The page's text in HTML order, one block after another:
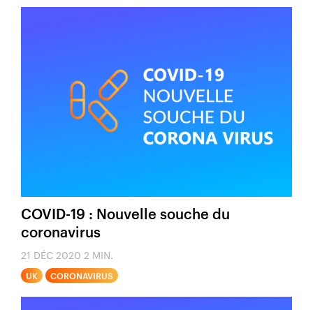
COVID-19 : Nouvelle souche du
coronavirus
21 DÉC 2020 2 MIN.
UK CORONAVIRUS